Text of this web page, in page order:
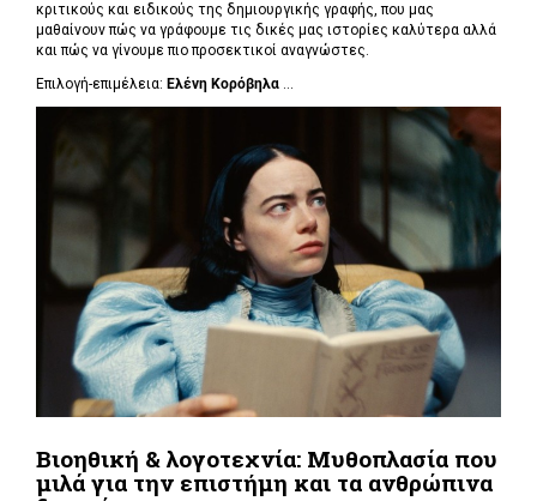
κριτικούς και ειδικούς της δημιουργικής γραφής, που μας
μαθαίνουν πώς να γράφουμε τις δικές μας ιστορίες καλύτερα αλλά
και πώς να γίνουμε πιο προσεκτικοί αναγνώστες.
Επιλογή-επιμέλεια: Ελένη Κορόβηλα
Βιοηθική & λογοτεχνία: Μυθοπλασία που
μιλά για την επιστήμη και τα ανθρώπινα